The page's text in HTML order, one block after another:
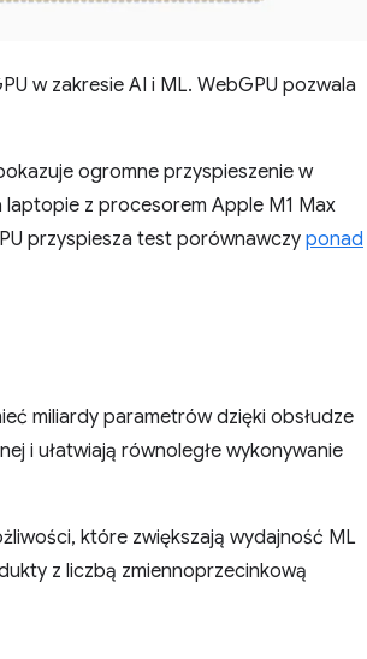
w zakresie AI i ML. WebGPU pozwala
ogromne przyspieszenie w
z procesorem Apple M1 Max
przyspiesza test porównawczyponad
miliardy parametrów dzięki obsłudze
i ułatwiają równoległe wykonywanie
które zwiększają wydajność ML
z liczbą zmiennoprzecinkową